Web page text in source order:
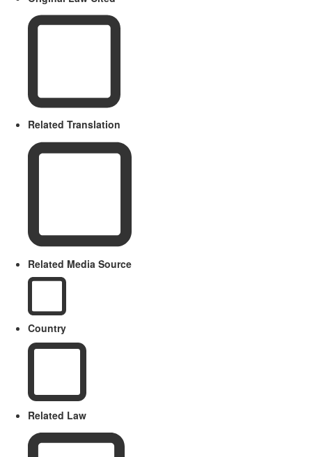
Related Translation
Related Media Source
Country
Related Law